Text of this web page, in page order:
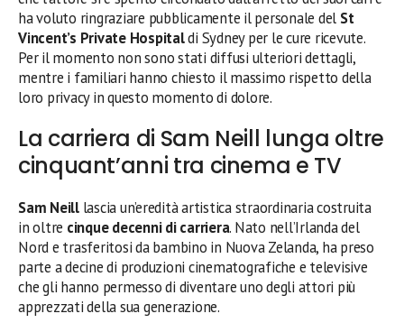
ha voluto ringraziare pubblicamente il personale del St
Vincent’s Private Hospitaldi Sydney per le cure ricevute.
Per il momento non sono stati diffusi ulteriori dettagli,
mentre i familiari hanno chiesto il massimo rispetto della
loro privacy in questo momento di dolore.
La carriera di Sam Neill lunga oltre
cinquant’anni tra cinema e TV
Sam Neilllascia un’eredità artistica straordinaria costruita
in oltre cinque decenni di carriera. Nato nell’Irlanda del
Nord e trasferitosi da bambino in Nuova Zelanda, ha preso
parte a decine di produzioni cinematografiche e televisive
che gli hanno permesso di diventare uno degli attori più
apprezzati della sua generazione.